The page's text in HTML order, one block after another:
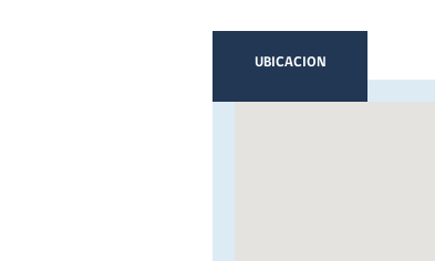
UBICACION